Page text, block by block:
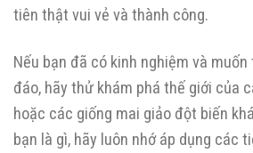
tiên thật vui vẻ và thành công.
Nếu bạn đã có kinh nghiệm và
đáo, hãy thử khám phá thế giới của
hoặc các giống mai giảo đột biến
bạn là gì, hãy luôn nhớ áp dụng các